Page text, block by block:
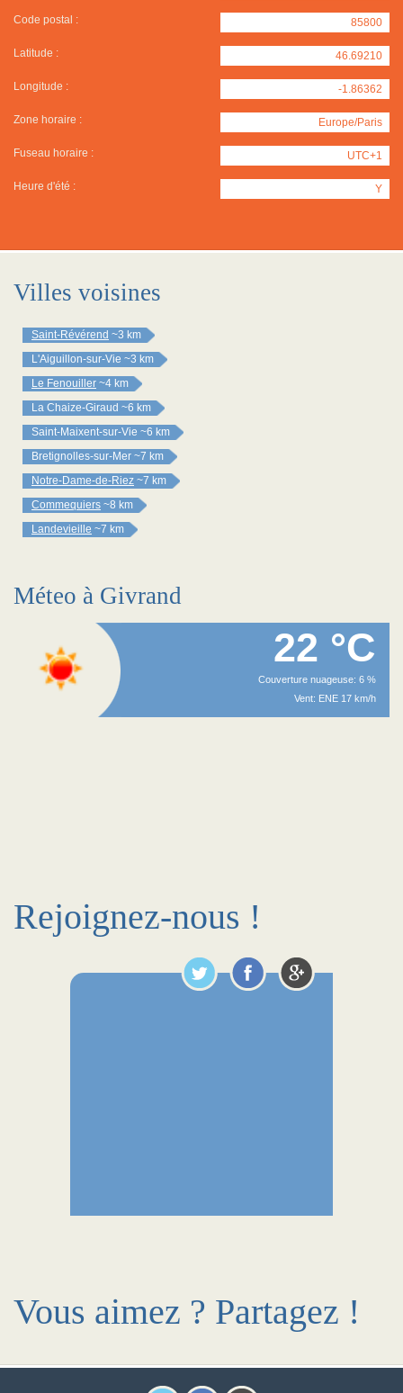
Code postal : 85800
Latitude : 46.69210
Longitude : -1.86362
Zone horaire : Europe/Paris
Fuseau horaire : UTC+1
Heure d'été : Y
Villes voisines
Saint-Révérend ~3 km
L'Aiguillon-sur-Vie ~3 km
Le Fenouiller ~4 km
La Chaize-Giraud ~6 km
Saint-Maixent-sur-Vie ~6 km
Bretignolles-sur-Mer ~7 km
Notre-Dame-de-Riez ~7 km
Commequiers ~8 km
Landevieille ~7 km
Méteo à Givrand
22 °C
Couverture nuageuse: 6 %
Vent: ENE 17 km/h
Rejoignez-nous !
Vous aimez ? Partagez !